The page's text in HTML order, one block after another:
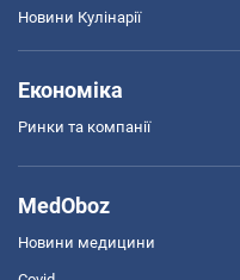
Новини Кулінарії
Економіка
Ринки та компанії
MedOboz
Новини медицини